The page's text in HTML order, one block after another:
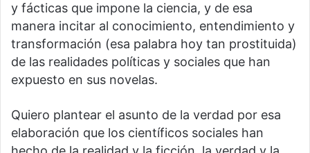
y fácticas que impone la ciencia, y de esa
manera incitar al conocimiento, entendimiento y
transformación (esa palabra hoy tan prostituida)
de las realidades políticas y sociales que han
expuesto en sus novelas.
Quiero plantear el asunto de la verdad por esa
elaboración que los científicos sociales han